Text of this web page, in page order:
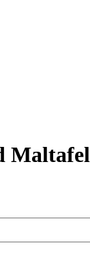
Maltafel